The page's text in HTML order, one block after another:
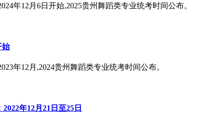
年12月6日开始,2025贵州舞蹈类专业统考时间公布。
始
年12月,2024贵州舞蹈类专业统考时间公布。
年12月21日至25日